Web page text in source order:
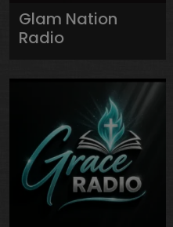
Glam Nation
Radio